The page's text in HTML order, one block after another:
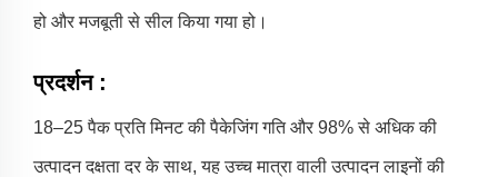
हो और मजबूती से सील किया गया हो।
प्रदर्शन :
18–25 पैक प्रति मिनट की पैकेजिंग गति और 98% से अधिक की
उत्पादन दक्षता दर के साथ, यह उच्च मात्रा वाली उत्पादन लाइनों की